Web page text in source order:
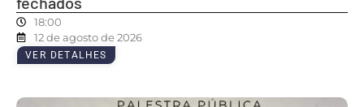
18:00
12 de agosto de 2026
VER DETALHES